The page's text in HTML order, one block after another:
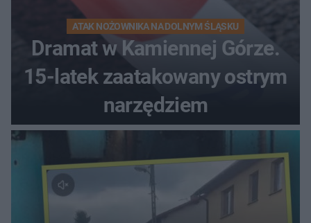
ATAK NOŻOWNIKA NA DOLNYM ŚLĄSKU
Dramat w Kamiennej Górze.
15-latek zaatakowany ostrym
narzędziem